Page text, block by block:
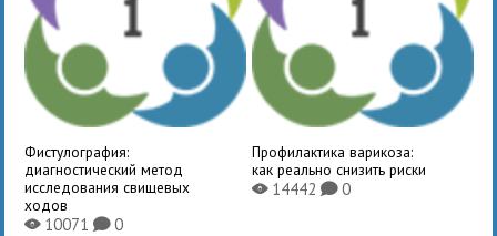
Фистулография:
диагностический метод
исследования свищевых
ходов
X10071K0
Профилактика варикоза:
как реально снизить риски
X14442 K0